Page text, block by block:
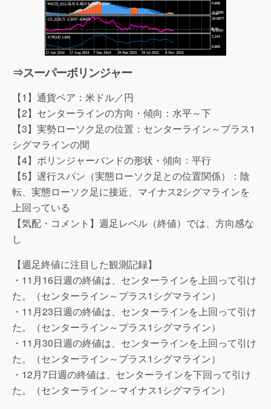
⇒スーパーボリンジャー
【1】通貨ペア：米ドル／円
【2】センターラインの方向・傾向：水平～下
【3】実勢ローソク足の位置：センターライン～プラス1
シグマラインの間
【4】ボリンジャーバンドの形状・傾向：平行
【5】遅行スパン（実態ローソク足との位置関係）：陰
転、実態ローソク足に接近、マイナス2シグマラインを
上回っている
【気配・コメント】週足レベル（終値）では、方向感な
し
【週足終値に注目した観測記録】
・11月16日週の終値は、センターラインを上回って引け
た。（センターライン～プラス1シグマライン）
・11月23日週の終値は、センターラインを上回って引け
た。（センターライン～プラス1シグマライン）
・11月30日週の終値は、センターラインを上回って引け
た。（センターライン～プラス1シグマライン）
・12月7日週の終値は、センターラインを下回って引け
た。（センターライン～マイナス1シグマライン）